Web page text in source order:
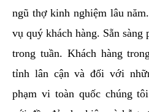
ngũ thợ kinh nghiệm lâu
vụ quý khách hàng. Sẵn sàng
trong tuần. Khách hàng
tỉnh lân cận và đối với
phạm vi toàn quốc chúng